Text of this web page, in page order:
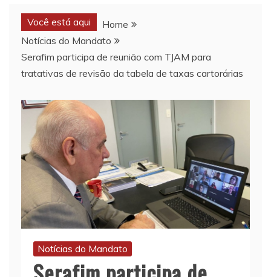
Você está aqui
Home
Notícias do Mandato
Serafim participa de reunião com TJAM para
tratativas de revisão da tabela de taxas cartorárias
Notícias do Mandato